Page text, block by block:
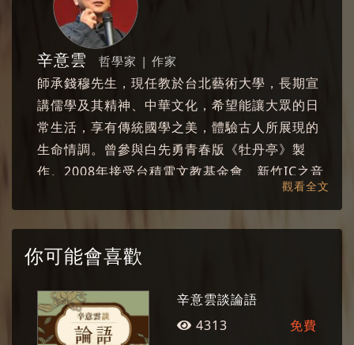
辛意雲 哲學家 | 作家
師承錢穆先生，現任教於台北藝術大學，長期宣
講儒學及其精神、中華文化，希望能讓大眾的日
常生活，享有傳統國學之美，體驗古人所展現的
生命情調。曾參與白先勇青春版《牡丹亭》製
作。2008年接受台積電文教基金會、新竹IC之音
廣播電台的共同邀請，開設《論語辛說》節目，
以深入淺說的方式詮釋孔子語錄，頗受各界好
推出《論語辛說》、《莊子辛說》系列有聲作
學社達四十餘載，以結合國際時事、文學、哲學
講說國學經典，開啟心智與潛能，許多學生至今
觀看全文
你可能會喜歡
辛意雲談論語
4313
免費